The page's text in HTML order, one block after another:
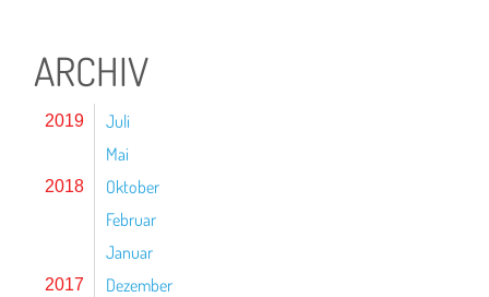
ARCHIV
2019
Juli
Mai
2018
Oktober
Februar
Januar
2017
Dezember